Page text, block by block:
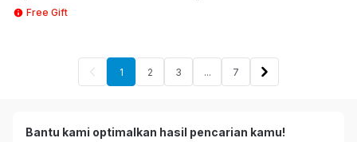
Free Gift
1 2 3 ... 7
Bantu kami optimalkan hasil pencarian kamu!